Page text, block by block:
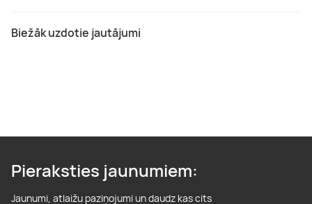
Biežāk uzdotie jautājumi
Pieraksties jaunumiem:
Jaunumi, atlaižu paziņojumi un daudz kas cits